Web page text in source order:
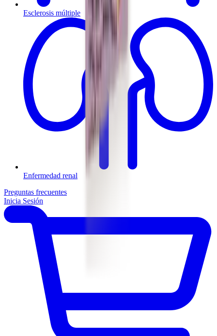
Esclerosis múltiple
Enfermedad renal
Preguntas frecuentes
Inicia Sesión